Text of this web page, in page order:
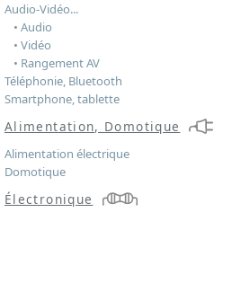
Audio-Vidéo...
• Audio
• Vidéo
• Rangement AV
Téléphonie, Bluetooth
Smartphone, tablette
Alimentation, Domotique
Alimentation électrique
Domotique
Électronique